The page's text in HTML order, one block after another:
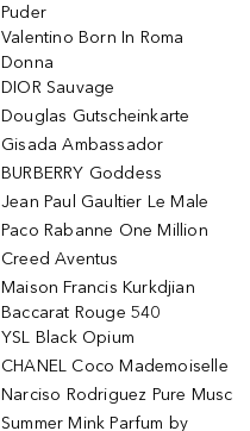
Puder
Valentino Born In Roma
Donna
DIOR Sauvage
Douglas Gutscheinkarte
Gisada Ambassador
BURBERRY Goddess
Jean Paul Gaultier Le Male
Paco Rabanne One Million
Creed Aventus
Maison Francis Kurkdjian
Baccarat Rouge 540
YSL Black Opium
CHANEL Coco Mademoiselle
Narciso Rodriguez Pure Musc
Summer Mink Parfum by